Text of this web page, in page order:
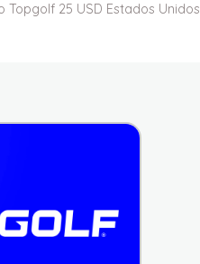
Topgolf 25 USD Estados Unidos